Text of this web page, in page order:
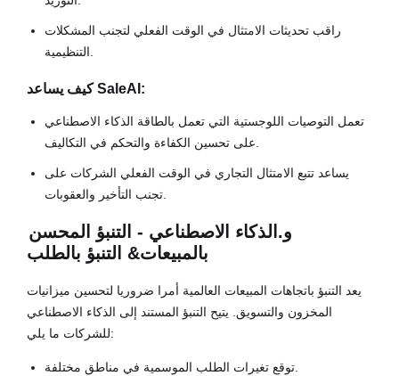
راقب تحديثات الامتثال في الوقت الفعلي لتجنب المشكلات
التنظيمية.
كيف يساعد SaleAI:
تعمل التوصيات اللوجستية التي تعمل بالطاقة الذكاء الاصطناعي
على تحسين الكفاءة والتحكم في التكاليف.
يساعد تتبع الامتثال التجاري في الوقت الفعلي الشركات على
تجنب التأخير والعقوبات.
و. الذكاء الاصطناعي - التنبؤ المحسن
بالمبيعات& التنبؤ بالطلب
يعد التنبؤ باتجاهات المبيعات العالمية أمرا ضروريا لتحسين ميزانيات
المخزون والتسويق. يتيح التنبؤ المستند إلى الذكاء الاصطناعي
للشركات ما يلي:
توقع تغيرات الطلب الموسمية في مناطق مختلفة.